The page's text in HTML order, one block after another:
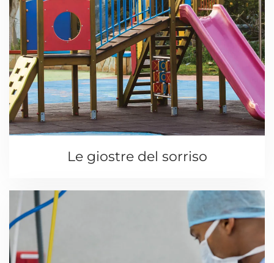
Le giostre del sorriso